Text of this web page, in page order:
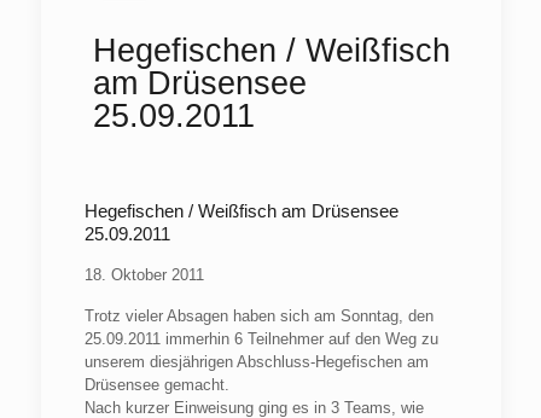
Hegefischen / Weißfisch
am Drüsensee
25.09.2011
Hegefischen / Weißfisch am Drüsensee
25.09.2011
18. Oktober 2011
Trotz vieler Absagen haben sich am Sonntag, den
25.09.2011 immerhin 6 Teilnehmer auf den Weg zu
unserem diesjährigen Abschluss-Hegefischen am
Drüsensee gemacht.
Nach kurzer Einweisung ging es in 3 Teams, wie